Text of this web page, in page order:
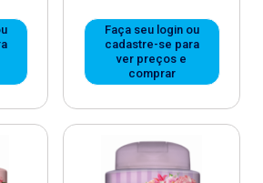
Faça seu login ou
cadastre-se para
ver preços e
comprar